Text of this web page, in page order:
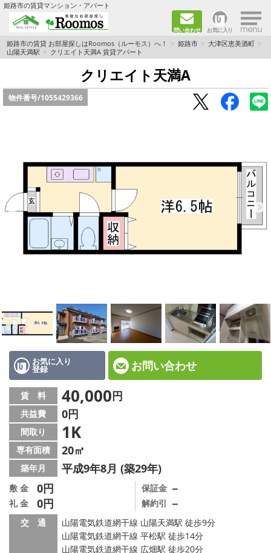
姫路市の賃貸マンション・アパート
問い合わせ お気に入り ×
TOPページ
ファミリー向けの部屋を探す
一人暮らし向けの部屋を探す
敷金礼金0円の部屋を探す
都市ガス&オール電化の部屋を探す
ネット無料の部屋を探す
☆インターネット無料物件☆
☆敷金·礼金0円物件☆
路線·駅から探す
地域から探す
地図から探す
スタッフ紹介
スタッフ募集中
店舗情報·アクセス
姫路市の賃貸 お部屋探しはRoomos（ルーモス）へ！ 姫路市
大津区恵美酒町
山陽天満駅
クリエイト天満A 賃貸アパート
クリエイト天満A
物件番号/1055429366
お気に入り
登録 お問い合わせ
賃 料 40,000円
共益費 0円
間取り 1K
専有面積 20㎡
築年月 平成9年8月 (築29年)
敷 金 0円
礼 金 0円
保証金 －
解約引 －
交 通
山陽電気鉄道網干線 山陽天満駅 徒歩9分
山陽電気鉄道網干線 平松駅 徒歩14分
山陽電気鉄道網干線 広畑駅 徒歩20分